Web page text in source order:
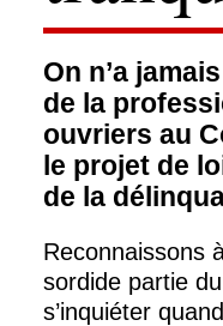
On n’a
de la
ouvriers au
le projet de
de la
Reconnaissons
sordide partie
s’inquiéter